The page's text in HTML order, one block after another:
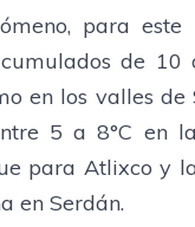
para
de
en los valles
5 a 8°C en
para Atlixco y
en Serdán.